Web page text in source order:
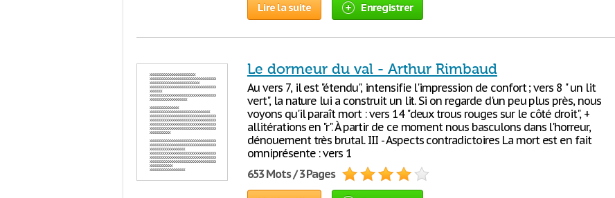
Lire la suite Enregistrer
Le dormeur du val - Arthur Rimbaud
Au vers 7, il est "étendu", intensifie l'impression de confort ; vers 8 " un lit
vert", la nature lui a construit un lit. Si on regarde d'un peu plus près, nous
voyons qu'il paraît mort : vers 14 "deux trous rouges sur le côté droit", +
allitérations en "r". À partir de ce moment nous basculons dans l'horreur,
dénouement très brutal. III - Aspects contradictoires La mort est en fait
omniprésente : vers 1
653 Mots / 3 Pages